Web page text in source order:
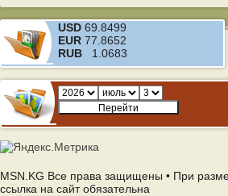
USD 69.8499
EUR 77.8652
RUB 1.0683
MSN.KG Все права защищены • При
ссылка на сайт обязательна